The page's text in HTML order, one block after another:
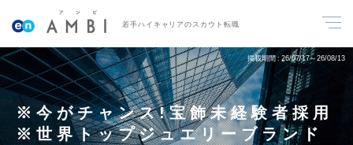
若手ハイキャリアのスカウト転職
掲載期間 26/07/17～26/08/13
※今がチャンス!宝飾未経験者採用
※世界トップジュエリーブランド